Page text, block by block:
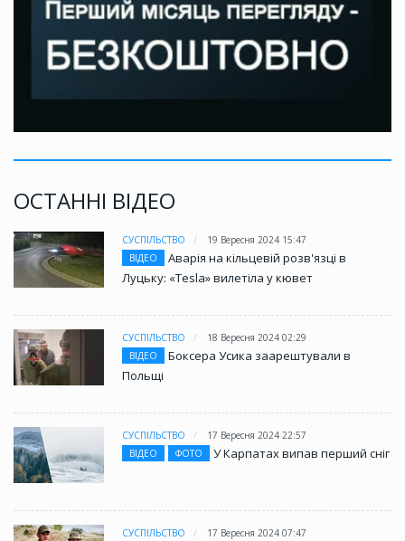
ОСТАННІ ВІДЕО
СУСПІЛЬСТВО
19 Вересня 2024 15:47
ВІДЕО
Аварія на кільцевій розв'язці в
Луцьку: «Tesla» вилетіла у кювет
СУСПІЛЬСТВО
18 Вересня 2024 02:29
ВІДЕО
Боксера Усика заарештували в
Польщі
СУСПІЛЬСТВО
17 Вересня 2024 22:57
ВІДЕО
ФОТО У Карпатах випав перший сніг
СУСПІЛЬСТВО
17 Вересня 2024 07:47